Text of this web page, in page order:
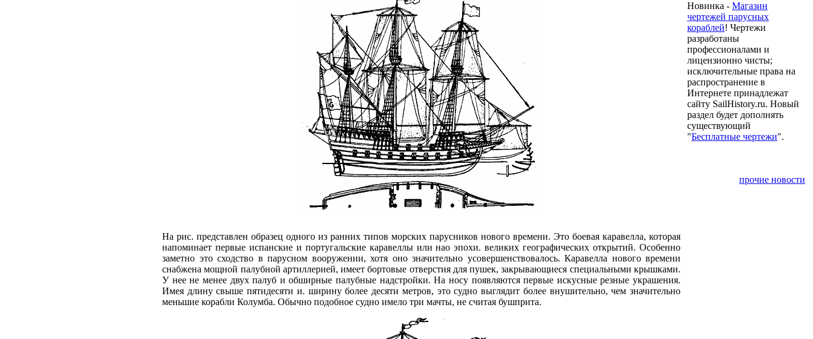
На рис. представлен образец одного из ранних типов морских парусников нового времени. Это боевая каравелла, которая
напоминает первые испанские и португальские каравеллы или нао эпохи. великих географических открытий. Особенно
заметно это сходство в парусном вооружении, хотя оно значительно усовершенствовалось. Каравелла нового времени
снабжена мощной палубной артиллерией, имеет бортовые отверстия для пушек, закрывающиеся специальными крышками.
У нее не менее двух палуб и обширные палубные надстройки. На носу появляются первые искусные резные украшения.
Имея длину свыше пятидесяти и. ширину более десяти метров, это судно выглядит более внушительно, чем значительно
меньшие корабли Колумба. Обычно подобное судно имело три мачты, не считая бушприта.
Новинка - Магазин
чертежей парусных
кораблей! Чертежи
разработаны
профессионалами и
лицензионно чисты;
исключительные права на
распространение в
Интернете принадлежат
сайту SailHistory.ru. Новый
раздел будет дополнять
существующий
"Бесплатные чертежи".
прочие новости